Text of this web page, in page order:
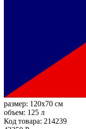
размер: 120x70 см
объем: 125 л
Код товара: 214239